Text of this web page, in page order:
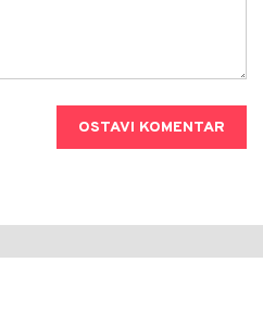
OSTAVI KOMENTAR